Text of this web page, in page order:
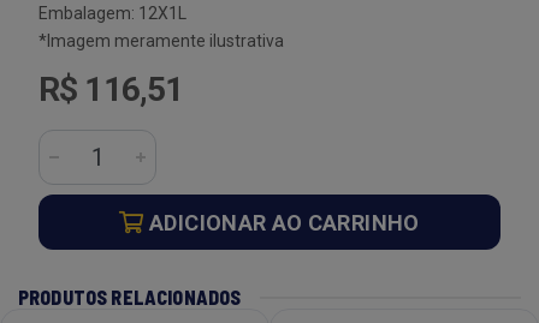
Embalagem: 12X1L
*Imagem meramente ilustrativa
R$ 116,51
ADICIONAR AO CARRINHO
PRODUTOS RELACIONADOS